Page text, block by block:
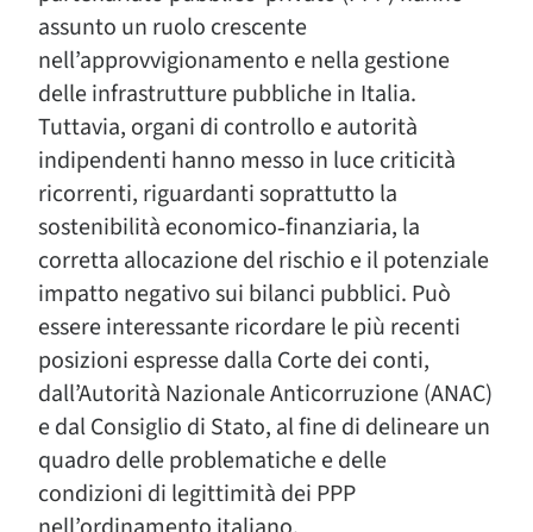
assunto un ruolo crescente
nell’approvvigionamento e nella gestione
delle infrastrutture pubbliche in Italia.
Tuttavia, organi di controllo e autorità
indipendenti hanno messo in luce criticità
ricorrenti, riguardanti soprattutto la
sostenibilità economico‑finanziaria, la
corretta allocazione del rischio e il potenziale
impatto negativo sui bilanci pubblici. Può
essere interessante ricordare le più recenti
posizioni espresse dalla Corte dei conti,
dall’Autorità Nazionale Anticorruzione (ANAC)
e dal Consiglio di Stato, al fine di delineare un
quadro delle problematiche e delle
condizioni di legittimità dei PPP